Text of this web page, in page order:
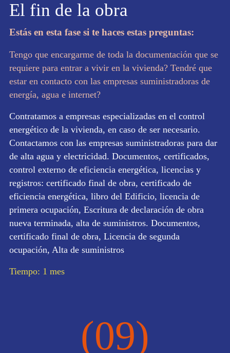
El fin de la obra
Estás en esta fase si te haces estas preguntas:
Tengo que encargarme de toda la documentación que se
requiere para entrar a vivir en la vivienda? Tendré que
estar en contacto con las empresas suministradoras de
energía, agua e internet?
Contratamos a empresas especializadas en el control
energético de la vivienda, en caso de ser necesario.
Contactamos con las empresas suministradoras para dar
de alta agua y electricidad. Documentos, certificados,
control externo de eficiencia energética, licencias y
registros: certificado final de obra, certificado de
eficiencia energética, libro del Edificio, licencia de
primera ocupación, Escritura de declaración de obra
nueva terminada, alta de suministros. Documentos,
certificado final de obra, Licencia de segunda
ocupación, Alta de suministros
Tiempo: 1 mes
(09)